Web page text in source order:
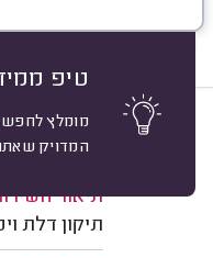
טיפ
מומלץ לחפש
המדויק
אלון א.
משוב: 01/08/2025
תיאור
תיקון דלת
10